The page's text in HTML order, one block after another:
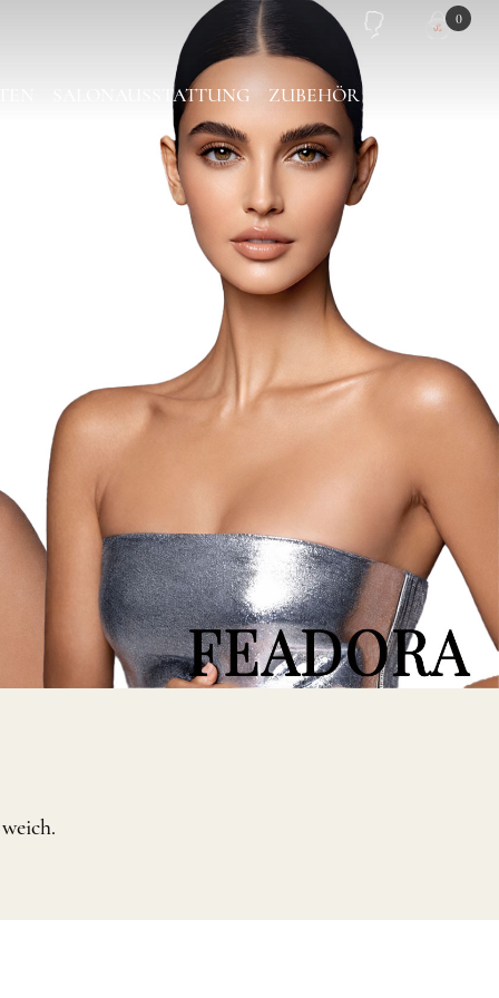
SALONAUSSTATTUNG
PINZETTEN TASCHE TRAGETASCHE
ZUBEHÖR
LASH PLATTEN
0